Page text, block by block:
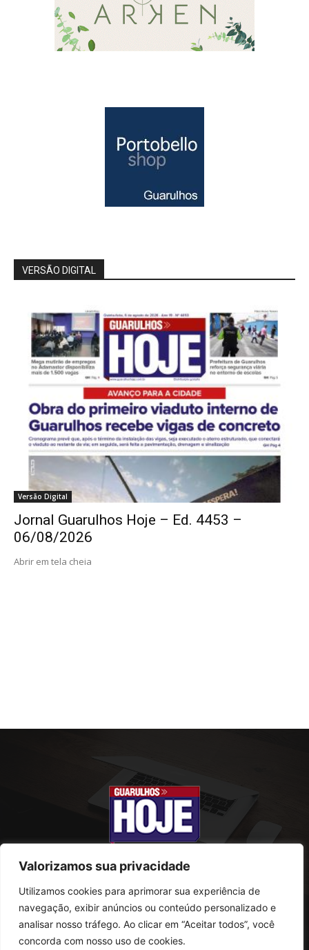
Valorizamos sua privacidade
Utilizamos cookies para aprimorar sua experiência de
navegação, exibir anúncios ou conteúdo personalizado e
analisar nosso tráfego. Ao clicar em “Aceitar todos”, você
concorda com nosso uso de cookies.
VERSÃO DIGITAL
Versão Digital
Jornal Guarulhos Hoje – Ed. 4453 –
06/08/2026
Abrir em tela cheia
SOBRE NÓS
Rua Conselheiro Antonio Prado, 121